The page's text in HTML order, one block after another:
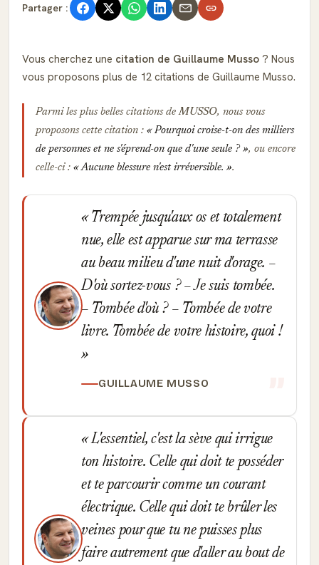
Partager :
Vous cherchez une citation de Guillaume Musso ? Nous
vous proposons plus de 12 citations de Guillaume Musso.
Parmi les plus belles citations deMUSSO, nous vous
proposons cette citation :
Pourquoi croise-t-on des milliers
de personnes et ne s'éprend-on que d'une seule ?
, ou encore
celle-ci :
Aucune blessure n'est irréversible. .
Trempée jusqu'aux os et totalement
nue, elle est apparue sur ma terrasse
au beau milieu d'une nuit d'orage. –
D'où sortez-vous ? – Je suis tombée.
– Tombée d'où ? – Tombée de votre
livre. Tombée de votre histoire, quoi !
GUILLAUME MUSSO
L'essentiel, c'est la sève qui irrigue
ton histoire. Celle qui doit te posséder
et te parcourir comme un courant
électrique. Celle qui doit te brûler les
veines pour que tu ne puisses plus
faire autrement que d'aller au bout de